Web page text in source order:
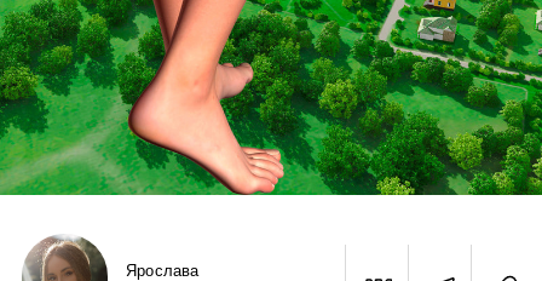
Ярослава